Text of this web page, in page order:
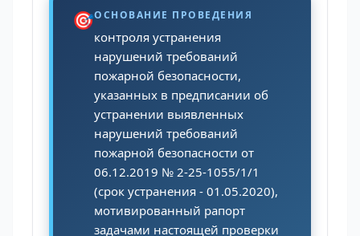
🎯ОСНОВАНИЕ ПРОВЕДЕНИЯ
контроля устранения
нарушений требований
пожарной безопасности,
указанных в предписании об
устранении выявленных
нарушений требований
пожарной безопасности от
06.12.2019 № 2-25-1055/1/1
(срок устранения - 01.05.2020),
мотивированный рапорт
задачами настоящей проверки